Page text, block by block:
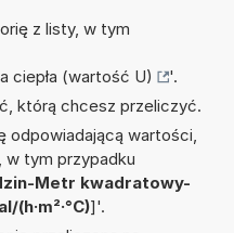
z listy, w tym
ciepła (wartość U)
'.
którą chcesz przeliczyć.
odpowiadającą wartości,
tym przypadku
Metr kwadratowy-
(h·m²·°C)]'.